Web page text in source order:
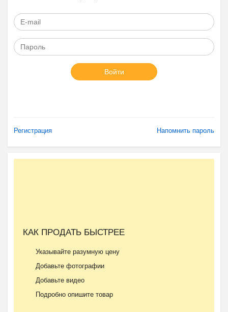
Войти
Регистрация Напомнить пароль
КАК ПРОДАТЬ БЫСТРЕЕ
Указывайте разумную цену
Добавьте фотографии
Добавьте видео
Подробно опишите товар